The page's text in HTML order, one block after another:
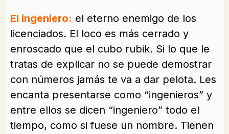
El ingeniero: el eterno enemigo de los
licenciados. El loco es más cerrado y
enroscado que el cubo rubik. Si lo que le
tratas de explicar no se puede demostrar
con números jamás te va a dar pelota. Les
encanta presentarse como “ingenieros” y
entre ellos se dicen “ingeniero” todo el
tiempo, como si fuese un nombre. Tienen